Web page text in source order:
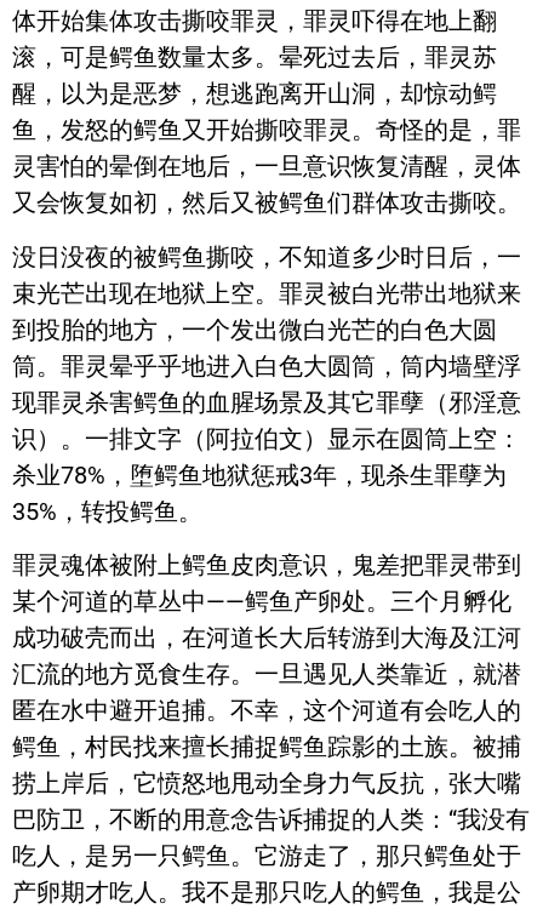
体开始集体攻击撕咬罪灵，罪灵吓得在地上翻
滚，可是鳄鱼数量太多。晕死过去后，罪灵苏
醒，以为是恶梦，想逃跑离开山洞，却惊动鳄
鱼，发怒的鳄鱼又开始撕咬罪灵。奇怪的是，罪
灵害怕的晕倒在地后，一旦意识恢复清醒，灵体
又会恢复如初，然后又被鳄鱼们群体攻击撕咬。
没日没夜的被鳄鱼撕咬，不知道多少时日后，一
束光芒出现在地狱上空。罪灵被白光带出地狱来
到投胎的地方，一个发出微白光芒的白色大圆
筒。罪灵晕乎乎地进入白色大圆筒，筒内墙壁浮
现罪灵杀害鳄鱼的血腥场景及其它罪孽（邪淫意
识）。一排文字（阿拉伯文）显示在圆筒上空：
杀业78%，堕鳄鱼地狱惩戒3年，现杀生罪孽为
35%，转投鳄鱼。
罪灵魂体被附上鳄鱼皮肉意识，鬼差把罪灵带到
某个河道的草丛中——鳄鱼产卵处。三个月孵化
成功破壳而出，在河道长大后转游到大海及江河
汇流的地方觅食生存。一旦遇见人类靠近，就潜
匿在水中避开追捕。不幸，这个河道有会吃人的
鳄鱼，村民找来擅长捕捉鳄鱼踪影的土族。被捕
捞上岸后，它愤怒地甩动全身力气反抗，张大嘴
巴防卫，不断的用意念告诉捕捉的人类：“我没有
吃人，是另一只鳄鱼。它游走了，那只鳄鱼处于
产卵期才吃人。我不是那只吃人的鳄鱼，我是公